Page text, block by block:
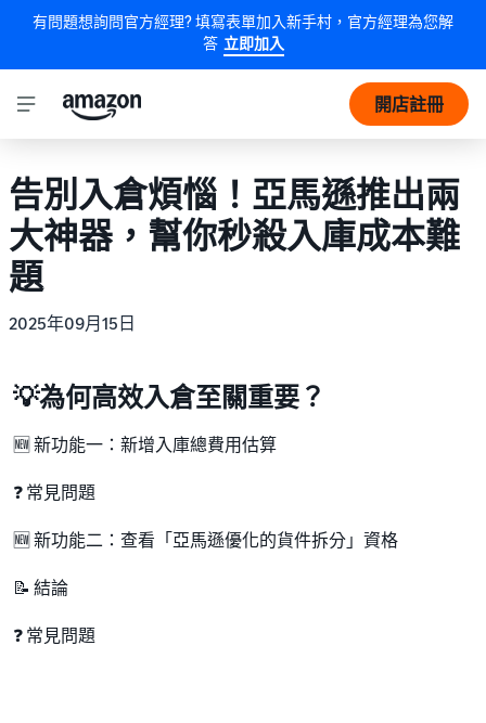
有問題想詢問官方經理? 填寫表單加入新手村，官方經理為您解
答 立即加入
開店註冊
告別入倉煩惱！亞馬遜推出兩
大神器，幫你秒殺入庫成本難
題
2025年09月15日
💡為何高效入倉至關重要？
🆕 新功能一：新增入庫總費用估算
❓ 常見問題
🆕 新功能二：查看「亞馬遜優化的貨件拆分」資格
📝 結論
❓ 常見問題